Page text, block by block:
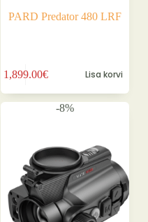
PARD Predator 480 LRF
1,899.00€ Lisa korvi
-8%